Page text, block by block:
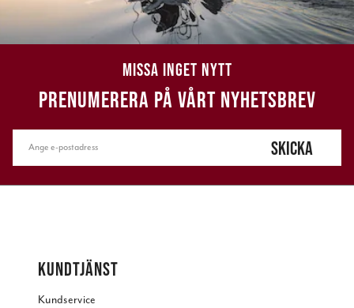
MISSA INGET NYTT
PRENUMERERA PÅ VÅRT NYHETSBREV
SKICKA
KUNDTJÄNST
Kundservice